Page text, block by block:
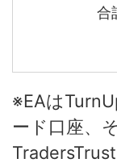
合
※EAは
ード口座、